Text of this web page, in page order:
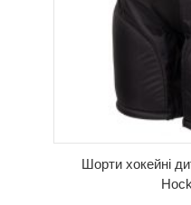
Шорти хокейні